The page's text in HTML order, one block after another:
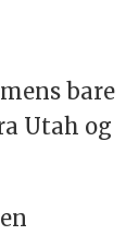
bare
Utah og